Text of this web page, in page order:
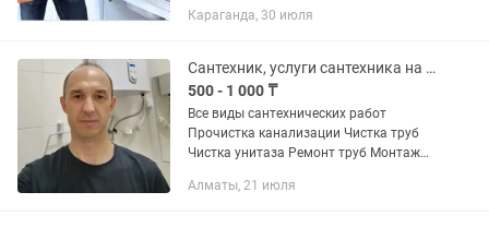
магазинов, кафе и предприятий.
доступным...
Караганда, 30 июля
Сантехник, услуги сантехника на выезд, вызов Круглосуточно в Алматы
500 - 1 000 ₸
Все виды сантехнических работ
Прочистка канализации Чистка труб
Чистка унитаза Ремонт труб Монтаж
Установка радиаторов отопление
Алматы, 21 июля